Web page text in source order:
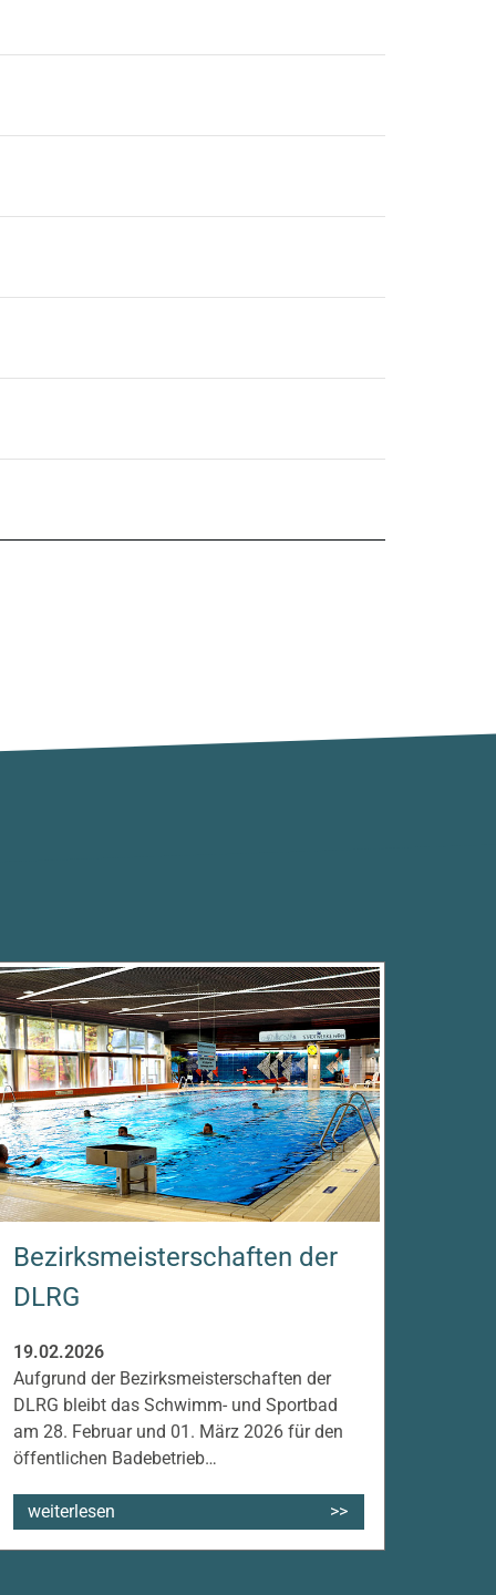
Bezirksmeisterschaften der
DLRG
19.02.2026
Aufgrund der Bezirksmeisterschaften der
DLRG bleibt das Schwimm- und Sportbad
am 28. Februar und 01. März 2026 für den
öffentlichen Badebetrieb…
weiterlesen